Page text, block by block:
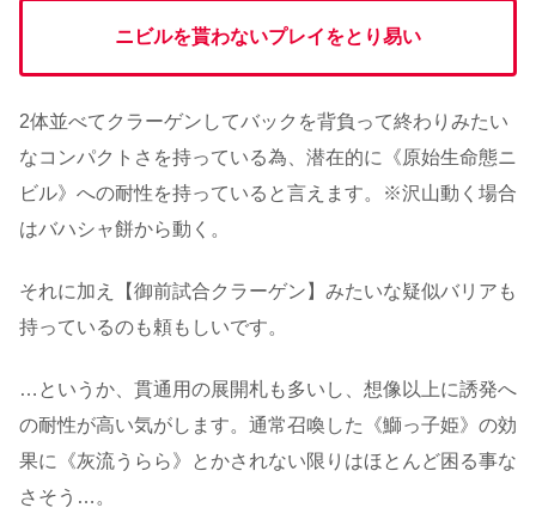
ニビルを貰わないプレイをとり易い
2体並べてクラーゲンしてバックを背負って終わりみたい
なコンパクトさを持っている為、潜在的に《原始生命態ニ
ビル》への耐性を持っていると言えます。※沢山動く場合
はバハシャ餅から動く。
それに加え【御前試合クラーゲン】みたいな疑似バリアも
持っているのも頼もしいです。
…というか、貫通用の展開札も多いし、想像以上に誘発へ
の耐性が高い気がします。通常召喚した《鰤っ子姫》の効
果に《灰流うらら》とかされない限りはほとんど困る事な
さそう…。